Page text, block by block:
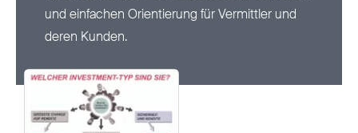
und einfachen Orientierung für Vermittler und
deren Kunden.